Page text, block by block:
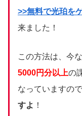
>>無料で光珀を
来ました！
この方法は、今
5000円分以上の
なっていますので
すよ ！